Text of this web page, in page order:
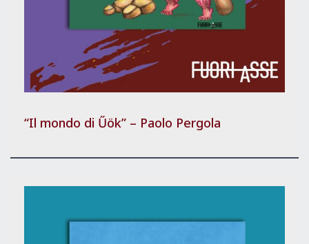
“Il mondo di Űök” – Paolo Pergola